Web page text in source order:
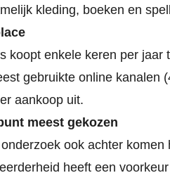
kleding, boeken en
koopt enkele keren per
gebruikte online kanalen
aankoop uit.
meest gekozen
ook achter
heeft een